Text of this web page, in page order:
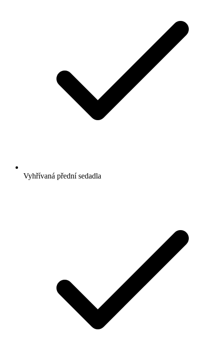
Vyhřívaná přední sedadla